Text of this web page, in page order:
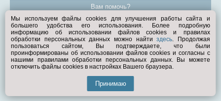
Вам помочь?
© Exist.ru 1998—2026
Мы используем файлы cookies для улучшения работы сайта и
большего удобства его использования. Более подробную
информацию об использовании файлов cookies и правилах
обработки персональных данных можно найтиздесь. Продолжая
пользоваться сайтом, Вы подтверждаете, что были
проинформированы об использовании файлов cookies и согласны с
нашими правилами обработки персональных данных. Вы можете
отключить файлы cookies в настройках Вашего браузера.
Принимаю